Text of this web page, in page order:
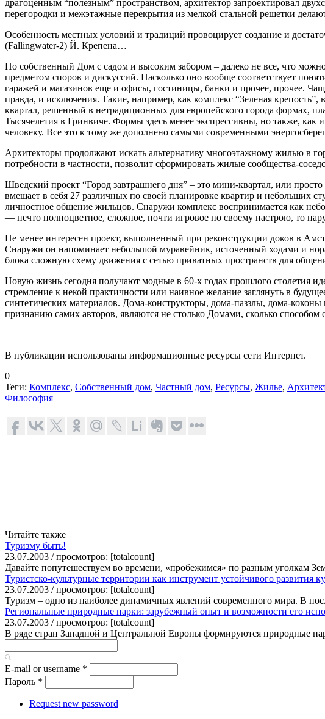
драгоценным “полезным” пространством, архитектор запроектировал
перегородки и межэтажные перекрытия из мелкой стальной решетки
Особенность местных условий и традиций провоцирует создание и
(Fallingwater-2) Й. Крепена…
Но собственный Дом с садом и высоким забором – далеко не все, что
предметом споров и дискуссий. Насколько оно вообще соответствует
гаражей и магазинов еще и офисы, гостиницы, банки и прочее, прочее.
правда, и исключения. Такие, например, как комплекс “Зеленая
квартал, решенный в нетрадиционных для европейского города формах,
Тысячелетия в Гринвиче. Формы здесь менее экспрессивны, но также, как
человеку. Все это к тому же дополнено самыми современными
Архитекторы продолжают искать альтернативу многоэтажному жилью в
потребности в частности, позволит сформировать жилые сообщества-
Шведский проект “Город завтрашнего дня” – это мини-квартал, или
вмещает в себя 27 различных по своей планировке квартир и небольших
личностное общение жильцов. Снаружи комплекс воспринимается как
— нечто полноцветное, сложное, почти игровое по своему настрою, то
Не менее интересен проект, выполненный при реконструкции доков в
Снаружи он напоминает небольшой муравейник, источенный ходами и
блока сложную схему движения с сетью приватных пространств для
Новую жизнь сегодня получают модные в 60-х годах прошлого столетия
стремление к некой практичности или наивное желание заглянуть в
синтетических материалов. Дома-конструкторы, дома-паззлы, дома-
признанию самих авторов, являются не столько Домами, сколько
В публикации использованы информационные ресурсы сети Интернет.
0
Теги: Комплекс, Собственный дом, Частный дом, Ресурсы, Жилье,
Философия
Читайте также
Туризму быть!
23.07.2003 / просмотров: [totalcount]
Давайте попутешествуем во времени, «пробежимся» по разным уголкам
Туристско-культурные территории как инструмент устойчивого развития
23.07.2003 / просмотров: [totalcount]
Туризм – одно из наиболее динамичных явлений современного мира. В
Региональные природные парки: зарубежный опыт и возможности его
23.07.2003 / просмотров: [totalcount]
В ряде стран Западной и Центральной Европы формируются природные
E-mail or username *
Пароль *
Request new password